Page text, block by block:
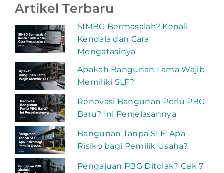
Artikel Terbaru
SIMBG Bermasalah? Kenali
Kendala dan Cara
Mengatasinya
Apakah Bangunan Lama Wajib
Memiliki SLF?
Renovasi Bangunan Perlu PBG
Baru? Ini Penjelasannya
Bangunan Tanpa SLF: Apa
Risiko bagi Pemilik Usaha?
Pengajuan PBG Ditolak? Cek 7